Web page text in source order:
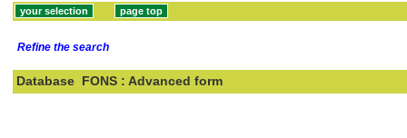
Refine the search
Database FONS : Advanced form